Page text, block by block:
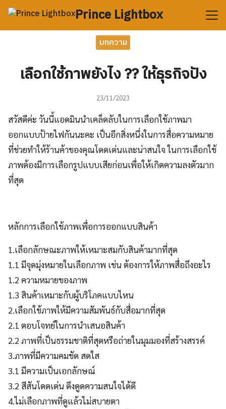
Skip
content
Prince Lightbox
Search
บทความ
เลือกใช้ภาพยังไง ?? ให้ธุรกิจปัง
23/11/2023
สวัสดีค่ะ วันนี้แอดมินนำเคล็ดลับในการเลือกใช้ภาพมา
ออกแบบป้ายไฟกันนะคะ เป็นอีกสิ่งหนึ่งในการสื่อความหมาย
ที่ช่วยทำให้ร้านค้าของคุณโดดเด่นและน่าสนใจ ในการเลือกใช้
ภาพต้องมีการเลือกรูปแบบเสียก่อนเพื่อให้เกิดความลงตัวมาก
ที่สุด
หลักการเลือกใช้ภาพเพื่อการออกแบบสินค้า
1.เลือกลักษณะภาพให้เหมาะสมกับสินค้ามากที่สุด
1.1 มีจุดมุ่งหมายในเลือกภาพ เช่น ต้องการให้ภาพสื่อถึงอะไร
1.2 ความหมายของภาพ
1.3 สินค้าเหมาะกับผู้บริโภคแบบไหน
2.เลือกใช้ภาพให้มีความสัมพันธ์กับสื่อมากที่สุด
2.1 ตอบโจทย์ในการนำเสนอสินค้า
2.2 ภาพที่เป็นธรรมชาติที่สุดหรือถ่ายในมุมมองที่สร้างสรรค์
3.ภาพที่มีความคมชัด สดใส
3.1 มีความเป็นเอกลักษณ์
3.2 สีสันโดดเด่น ดึงดูดความสนใจได้ดี
4.ไม่เลือกภาพที่ดูแล้วไม่สบายตา